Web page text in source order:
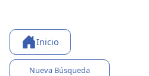
Inicio
Nueva Búsqueda